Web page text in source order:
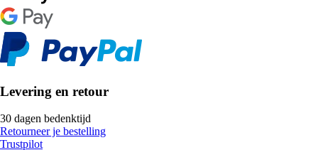
Levering en retour
30 dagen bedenktijd
Retourneer je bestelling
Trustpilot